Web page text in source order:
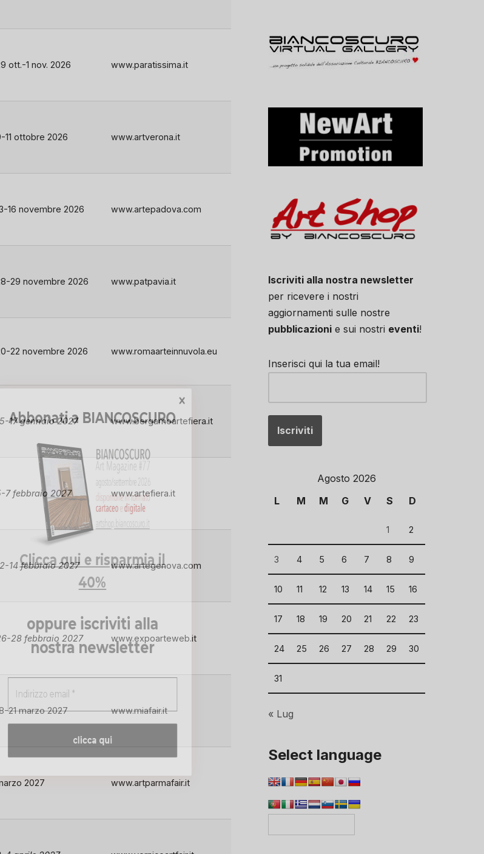
ott.-1 nov. 2026 www.paratissima.it
11 ottobre 2026 www.artverona.it
16 novembre 2026 www.artepadova.com
29 novembre 2026 www.patpavia.it
22 novembre 2026 www.romaarteinnuvola.eu
17 gennaio 2027 www.bergamoartefiera.it
7 febbraio 2027 www.artefiera.it
14 febbraio 2027 www.artegenova.com
28 febbraio 2027 www.expoarteweb.it
21 marzo 2027 www.miafair.it
2027 www.artparmafair.it
a BIANCOSCURO
qui e risparmia il
40%
oppure iscriviti alla
newsletter
Iscriviti alla nostra newsletter
per ricevere i nostri
aggiornamenti sulle nostre
pubblicazionie sui nostri eventi!
Inserisci qui la tua email!
Agosto 2026
L
M M G V S D
1 2
3 4 5 6 7 8 9
10 11 12 13 14 15 16
17 18 19 20 21 22 23
24 25 26 27 28 29 30
31
« Lug
Select language